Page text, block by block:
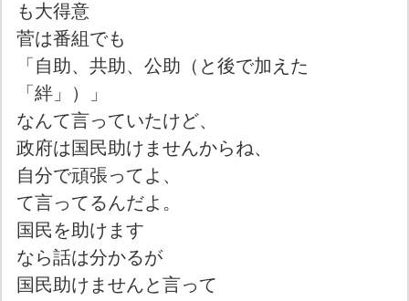
も大得意
菅は番組でも
「自助、共助、公助（と後で加えた
「絆」）」
なんて言っていたけど、
政府は国民助けませんからね、
自分で頑張ってよ、
て言ってるんだよ。
国民を助けます
なら話は分かるが
国民助けませんと言って